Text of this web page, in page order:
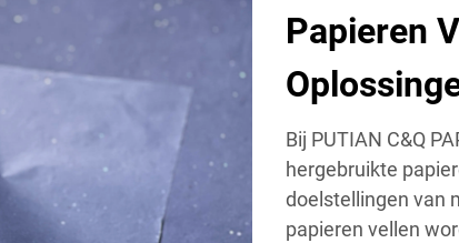
Papieren
Bij PUTIAN C&Q
hergebruikte
doelstellingen van
papieren vellen